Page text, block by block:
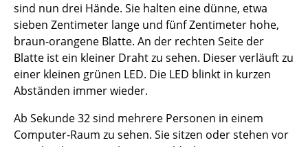
sind nun drei Hände. Sie halten eine dünne, etwa
sieben Zentimeter lange und fünf Zentimeter hohe,
braun-orangene Blatte. An der rechten Seite der
Blatte ist ein kleiner Draht zu sehen. Dieser verläuft zu
einer kleinen grünen LED. Die LED blinkt in kurzen
Abständen immer wieder.
Ab Sekunde 32 sind mehrere Personen in einem
Computer-Raum zu sehen. Sie sitzen oder stehen vor